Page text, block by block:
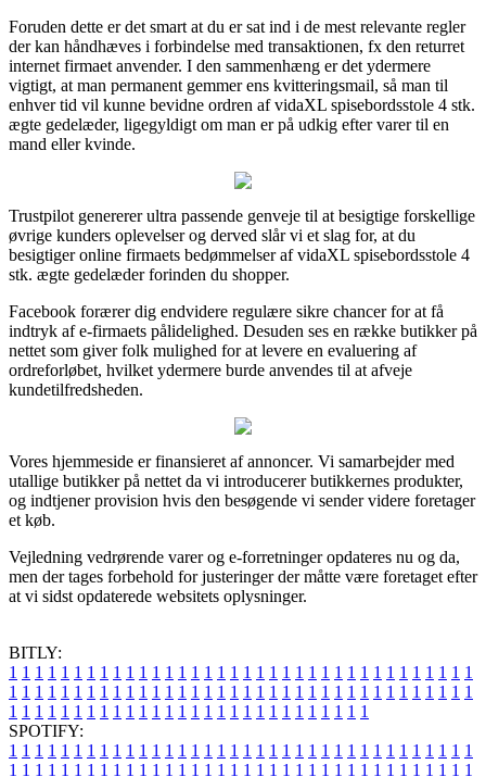
Foruden dette er det smart at du er sat ind i de mest relevante regler
der kan håndhæves i forbindelse med transaktionen, fx den returret
internet firmaet anvender. I den sammenhæng er det ydermere
vigtigt, at man permanent gemmer ens kvitteringsmail, så man til
enhver tid vil kunne bevidne ordren af vidaXL spisebordsstole 4 stk.
ægte gedelæder, ligegyldigt om man er på udkig efter varer til en
mand eller kvinde.
Trustpilot genererer ultra passende genveje til at besigtige forskellige
øvrige kunders oplevelser og derved slår vi et slag for, at du
besigtiger online firmaets bedømmelser af vidaXL spisebordsstole 4
stk. ægte gedelæder forinden du shopper.
Facebook forærer dig endvidere regulære sikre chancer for at få
indtryk af e-firmaets pålidelighed. Desuden ses en række butikker på
nettet som giver folk mulighed for at levere en evaluering af
ordreforløbet, hvilket ydermere burde anvendes til at afveje
kundetilfredsheden.
Vores hjemmeside er finansieret af annoncer. Vi samarbejder med
utallige butikker på nettet da vi introducerer butikkernes produkter,
og indtjener provision hvis den besøgende vi sender videre foretager
et køb.
Vejledning vedrørende varer og e-forretninger opdateres nu og da,
men der tages forbehold for justeringer der måtte være foretaget efter
at vi sidst opdaterede websitets oplysninger.
BITLY:
1 1 1 1 1 1 1 1 1 1 1 1 1 1 1 1 1 1 1 1 1 1 1 1 1 1 1 1 1 1 1 1 1 1 1 1
1 1 1 1 1 1 1 1 1 1 1 1 1 1 1 1 1 1 1 1 1 1 1 1 1 1 1 1 1 1 1 1 1 1 1 1
1 1 1 1 1 1 1 1 1 1 1 1 1 1 1 1 1 1 1 1 1 1 1 1 1 1 1 1
SPOTIFY:
1 1 1 1 1 1 1 1 1 1 1 1 1 1 1 1 1 1 1 1 1 1 1 1 1 1 1 1 1 1 1 1 1 1 1 1
1 1 1 1 1 1 1 1 1 1 1 1 1 1 1 1 1 1 1 1 1 1 1 1 1 1 1 1 1 1 1 1 1 1 1 1